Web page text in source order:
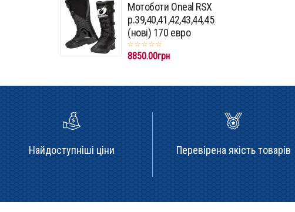
Мотоботи Oneal RSX
p.39,40,41,42,43,44,45,46,47
(нові) 170 евро
8850.00грн
Найдоступніші ціни Перевірена якість товарів